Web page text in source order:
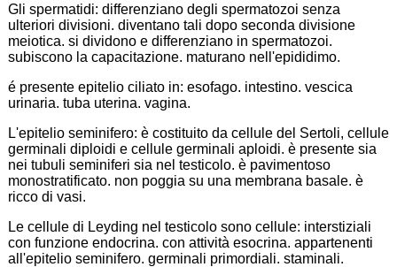
Gli spermatidi: differenziano degli spermatozoi senza
ulteriori divisioni. diventano tali dopo seconda divisione
meiotica. si dividono e differenziano in spermatozoi.
subiscono la capacitazione. maturano nell'epididimo.
é presente epitelio ciliato in: esofago. intestino. vescica
urinaria. tuba uterina. vagina.
L'epitelio seminifero: è costituito da cellule del Sertoli, cellule
germinali diploidi e cellule germinali aploidi. è presente sia
nei tubuli seminiferi sia nel testicolo. è pavimentoso
monostratificato. non poggia su una membrana basale. è
ricco di vasi.
Le cellule di Leyding nel testicolo sono cellule: interstiziali
con funzione endocrina. con attività esocrina. appartenenti
all'epitelio seminifero. germinali primordiali. staminali.